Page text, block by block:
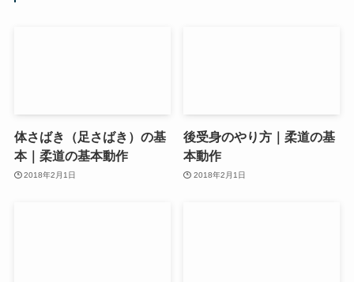
体さばき（足さばき）の基
本｜柔道の基本動作
2018年2月1日
後受身のやり方｜柔道の基
本動作
2018年2月1日